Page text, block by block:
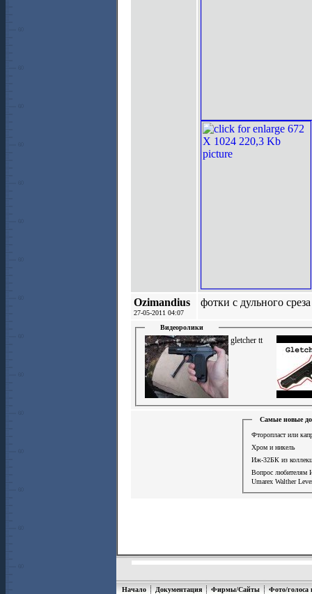
Ozimandius
27-05-2011 04:07
фотки с дульного
Видеоролики
gletcher tt
Самые новые
Фторопласт или
Хром и никель
Иж-32БК из
Вопрос
Umarex Walther
Начало Документация Фирмы/Сайты Фото/голоса